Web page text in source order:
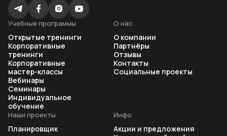
Учебные программы
Открытые тренинги
Корпоративные
тренинги
Корпоративные
мастер-классы
Вебинары
Семинары
Индивидуальное
обучение
Наши проекты
Планировщик
Инфо
Акции и предложения
О нас
О компании
Партнёры
Отзывы
Контакты
Социальные проекты